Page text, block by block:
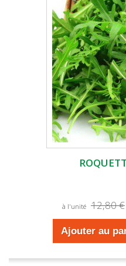
à l'unité 12,80 €
Ajouter au